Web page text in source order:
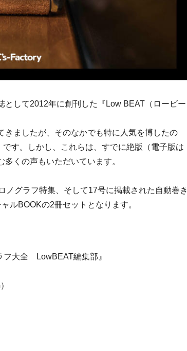
して2012年に創刊した『Low BEAT（ロービー
ましたが、そのなかでも特に人気を博したの
す。しかし、これらは、すでに絶版（電子版は
くの声もいただいています。
グラフ特集、そして17号に掲載された自動巻き
ルBOOKの2冊セットとなります。
フ大全 LowBEAT編集部』